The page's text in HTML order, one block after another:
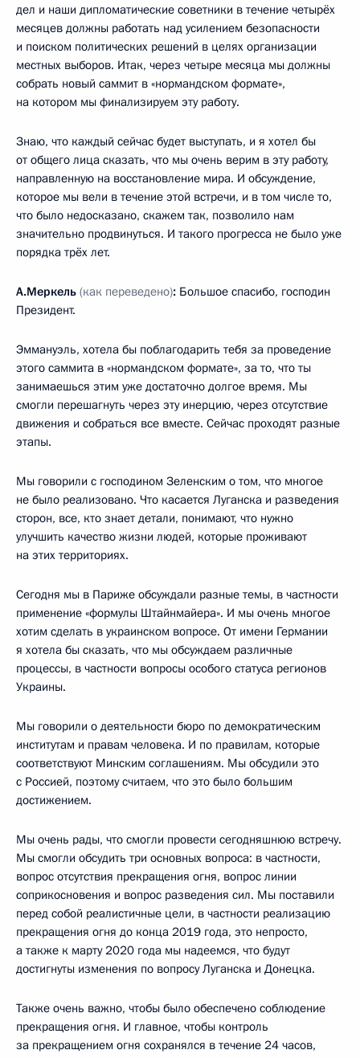
дел и наши дипломатические советники в течение четырёх
месяцев должны работать над усилением безопасности
и поиском политических решений в целях организации
местных выборов. Итак, через четыре месяца мы должны
собрать новый саммит в «нормандском формате»,
на котором мы финализируем эту работу.
Знаю, что каждый сейчас будет выступать, и я хотел бы
от общего лица сказать, что мы очень верим в эту работу,
направленную на восстановление мира. И обсуждение,
которое мы вели в течение этой встречи, и в том числе то,
что было недосказано, скажем так, позволило нам
значительно продвинуться. И такого прогресса не было уже
порядка трёх лет.
А.Меркель (как переведено): Большое спасибо, господин
Президент.
Эммануэль, хотела бы поблагодарить тебя за проведение
этого саммита в «нормандском формате», за то, что ты
занимаешься этим уже достаточно долгое время. Мы
смогли перешагнуть через эту инерцию, через отсутствие
движения и собраться все вместе. Сейчас проходят разные
этапы.
Мы говорили с господином Зеленским о том, что многое
не было реализовано. Что касается Луганска и разведения
сторон, все, кто знает детали, понимают, что нужно
улучшить качество жизни людей, которые проживают
на этих территориях.
Сегодня мы в Париже обсуждали разные темы, в частности
применение «формулы Штайнмайера». И мы очень многое
хотим сделать в украинском вопросе. От имени Германии
я хотела бы сказать, что мы обсуждаем различные
процессы, в частности вопросы особого статуса регионов
Украины.
Мы говорили о деятельности бюро по демократическим
институтам и правам человека. И по правилам, которые
соответствуют Минским соглашениям. Мы обсудили это
с Россией, поэтому считаем, что это было большим
достижением.
Мы очень рады, что смогли провести сегодняшнюю встречу.
Мы смогли обсудить три основных вопроса: в частности,
вопрос отсутствия прекращения огня, вопрос линии
соприкосновения и вопрос разведения сил. Мы поставили
перед собой реалистичные цели, в частности реализацию
прекращения огня до конца 2019 года, это непросто,
а также к марту 2020 года мы надеемся, что будут
достигнуты изменения по вопросу Луганска и Донецка.
Также очень важно, чтобы было обеспечено соблюдение
прекращения огня. И главное, чтобы контроль
за прекращением огня сохранялся в течение 24 часов,